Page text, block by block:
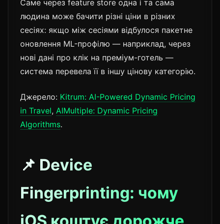
Саме через feature store одна і та сама
людина може бачити різні ціни в різних
сесіях: якщо між сесіями відбулося пакетне
оновлення ML-профілю — наприклад, через
нові дані про клік на преміум-готель —
система перевела її в іншу цінову категорію.
Джерело: Kitrum: AI-Powered Dynamic Pricing
in Travel, AIMultiple: Dynamic Pricing
Algorithms.
📌 Device
Fingerprinting: чому